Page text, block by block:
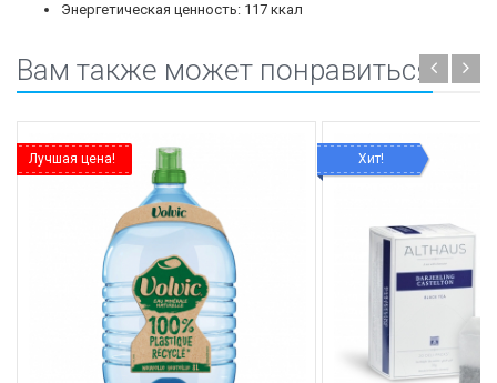
Энергетическая ценность: 117 ккал
Вам также может понравиться
Лучшая цена! Хит!